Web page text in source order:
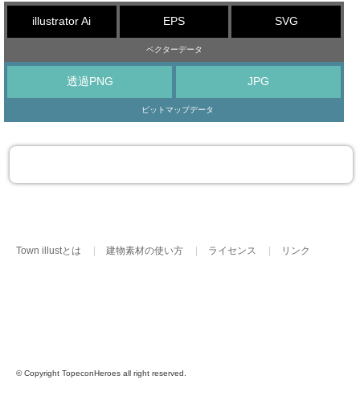
illustrator Ai EPS SVG
ベクターデータ
透過PNG JPG
ビットマップデータ
Town illustとは 建物素材の使い方 ライセンス リンク
© Copyright TopeconHeroes all right reserved.